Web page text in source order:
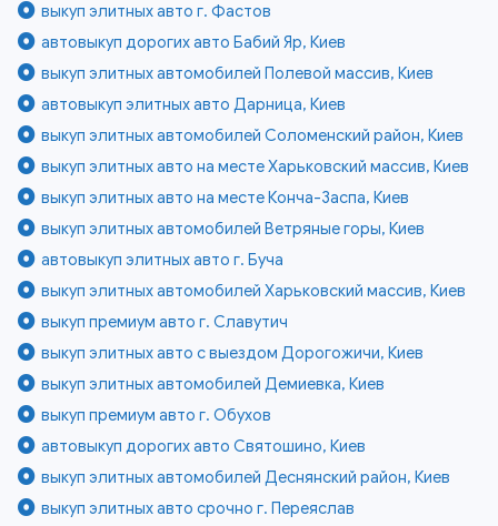
выкуп элитных авто г. Фастов
автовыкуп дорогих авто Бабий Яр, Киев
выкуп элитных автомобилей Полевой массив, Киев
автовыкуп элитных авто Дарница, Киев
выкуп элитных автомобилей Соломенский район, Киев
выкуп элитных авто на месте Харьковский массив, Киев
выкуп элитных авто на месте Конча-Заспа, Киев
выкуп элитных автомобилей Ветряные горы, Киев
автовыкуп элитных авто г. Буча
выкуп элитных автомобилей Харьковский массив, Киев
выкуп премиум авто г. Славутич
выкуп элитных авто с выездом Дорогожичи, Киев
выкуп элитных автомобилей Демиевка, Киев
выкуп премиум авто г. Обухов
автовыкуп дорогих авто Святошино, Киев
выкуп элитных автомобилей Деснянский район, Киев
выкуп элитных авто срочно г. Переяслав